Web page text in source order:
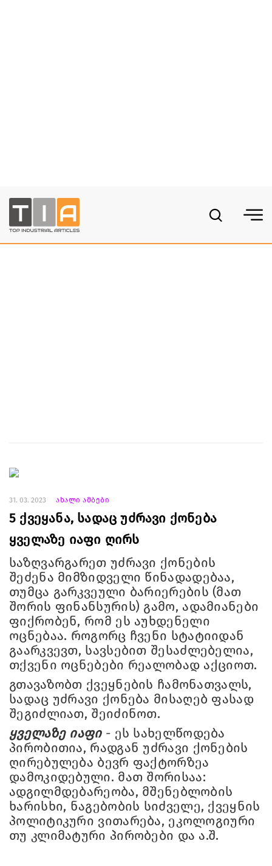
31. 03. 2023 ახალი ამბები
5 ქვეყანა, სადაც უძრავი ქონება
ყველაზე იაფი ღირს
საზღვარგარეთ უძრავი ქონების
შეძენა მიმზიდველი წინადადებაა,
თუმცა გარკვეული ბარიერების (მათ
შორის ფინანსურის) გამო, ადამიანები
ფიქრობენ, რომ ეს აუხდენელი
ოცნებაა. როგორც ჩვენი სტატიიდან
გაარკვევთ, სავსებით შესაძლებელია,
თქვენი ოცნებები რეალობად აქციოთ.
გთავაზობთ ქვეყნების ჩამონათვალს,
სადაც უძრავი ქონება მისაღებ ფასად
შეგიძლიათ, შეიძინოთ.
ყველაზე იაფი- ეს სახელწოდება
პირობითია, რადგან უძრავი ქონების
ღირებულება ბევრ ფაქტორზეა
დამოკიდებული. მათ შორისაა:
ადგილმდებარეობა, მშენებლობის
ხარისხი, ნაგებობის სიძველე, ქვეყნის
პოლიტიკური ვითარება, ეკოლოგიური
თუ კლიმატური პირობები და ა.შ.